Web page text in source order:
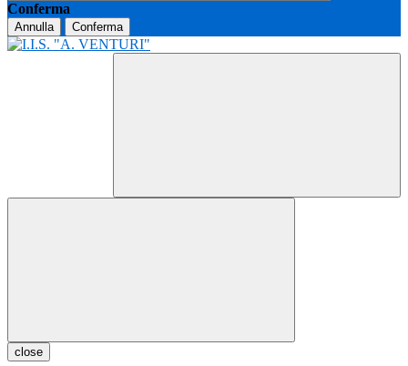
Conferma
Annulla Conferma
close